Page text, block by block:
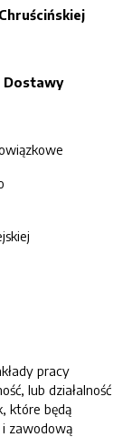
Dostawy
pracy
lub działalność
które będą
i zawodową